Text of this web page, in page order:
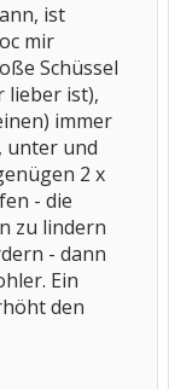
ist
mir
Schüssel
lieber ist),
immer
unter und
2 x
- die
zu lindern
- dann
Ein
den